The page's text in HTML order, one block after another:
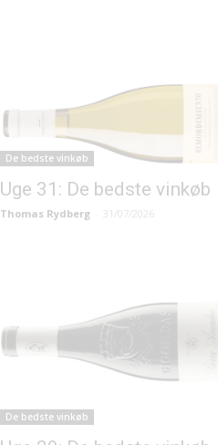
De bedste vinkøb
Uge 31: De bedste vinkøb
Thomas Rydberg 31/07/2026
De bedste vinkøb